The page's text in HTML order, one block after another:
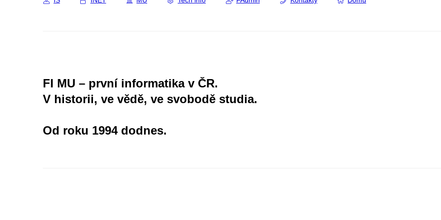
FI MU – první informatika v ČR.
V historii, ve vědě, ve svobodě studia.
Od roku 1994 dodnes.